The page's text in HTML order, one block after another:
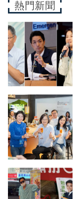
熱門新聞